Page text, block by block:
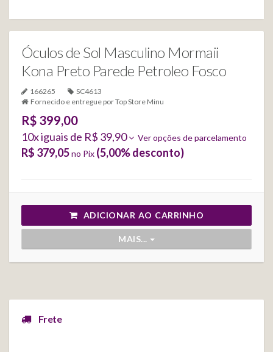
Óculos de Sol Masculino Mormaii
Kona Preto Parede Petroleo Fosco
166265
SC4613
Fornecido e entregue porTop Store Minu
R$ 399,00
10x iguais de R$ 39,90 Ver opções de parcelamento
R$ 379,05no Pix (5,00% desconto)
ADICIONAR AO CARRINHO
MAIS...
Frete